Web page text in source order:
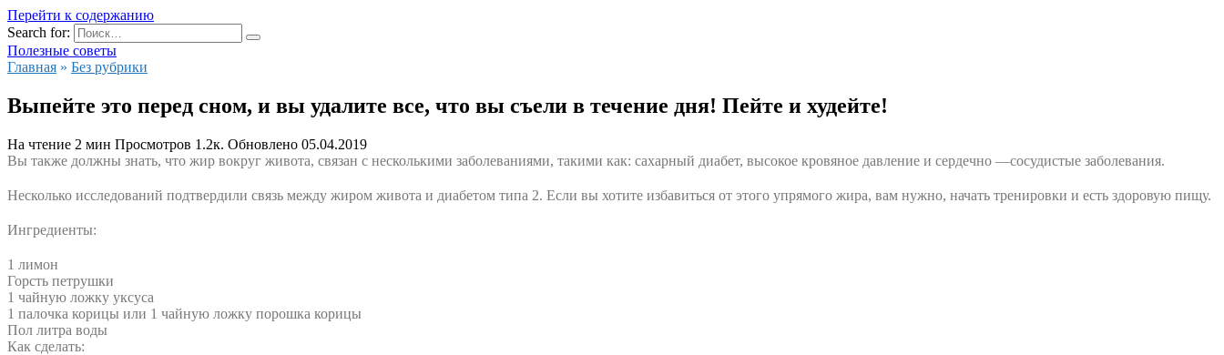
Перейти к содержанию
Search for:
Полезные советы
Главная » Без рубрики
Выпейте это перед сном, и вы удалите все, что вы съели в течение дня! Пейте и худейте!
На чтение 2 мин Просмотров 1.2к. Обновлено 05.04.2019
Вы также должны знать, что жир вокруг живота, связан с несколькими заболеваниями, такими как: сахарный диабет, высокое кровяное давление и сердечно —сосудистые заболевания.
Несколько исследований подтвердили связь между жиром живота и диабетом типа 2. Если вы хотите избавиться от этого упрямого жира, вам нужно, начать тренировки и есть здоровую пищу.
Ингредиенты:
1 лимон
Горсть петрушки
1 чайную ложку уксуса
1 палочка корицы или 1 чайную ложку порошка корицы
Пол литра воды
Как сделать: